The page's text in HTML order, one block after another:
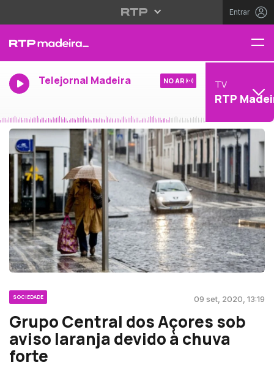
Entrar
Telejornal Madeira NO AR TV
RTP
SOCIEDADE 09 set, 2020, 13:19
Grupo Central dos Açores sob
aviso laranja devido à chuva
forte